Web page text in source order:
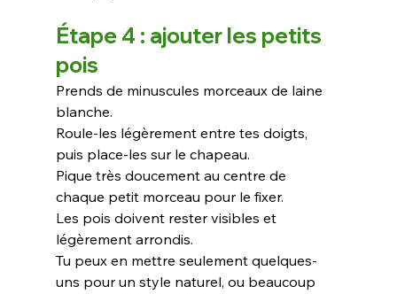
Étape 4 : ajouter les petits
pois
Prends de minuscules morceaux de laine
blanche.
Roule-les légèrement entre tes doigts,
puis place-les sur le chapeau.
Pique très doucement au centre de
chaque petit morceau pour le fixer.
Les pois doivent rester visibles et
légèrement arrondis.
Tu peux en mettre seulement quelques-
uns pour un style naturel, ou beaucoup